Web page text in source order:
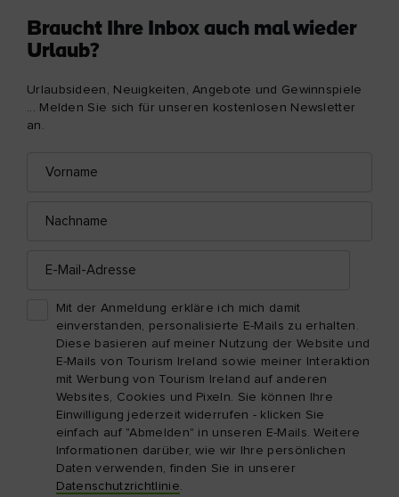
Braucht Ihre Inbox auch mal wieder
Urlaub?
Urlaubsideen, Neuigkeiten, Angebote und Gewinnspiele
... Melden Sie sich für unseren kostenlosen Newsletter
an.
Mail-
Mail-
Mit der Anmeldung erkläre ich mich damit
einverstanden, personalisierte E-Mails zu erhalten.
Diese basieren auf meiner Nutzung der Website und
E-Mails von Tourism Ireland sowie meiner Interaktion
mit Werbung von Tourism Ireland auf anderen
Websites, Cookies und Pixeln. Sie können Ihre
Einwilligung jederzeit widerrufen - klicken Sie
einfach auf "Abmelden" in unseren E-Mails. Weitere
Informationen darüber, wie wir Ihre persönlichen
Daten verwenden, finden Sie in unserer
Datenschutzrichtlinie.